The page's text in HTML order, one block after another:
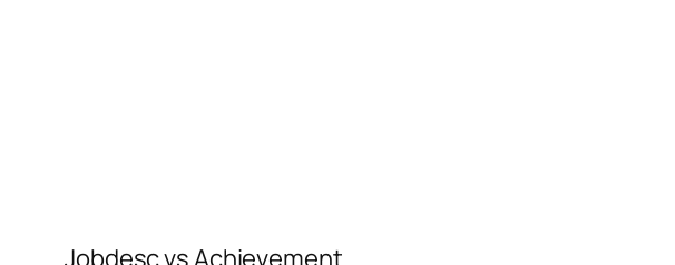
Jobdesc vs Achievement